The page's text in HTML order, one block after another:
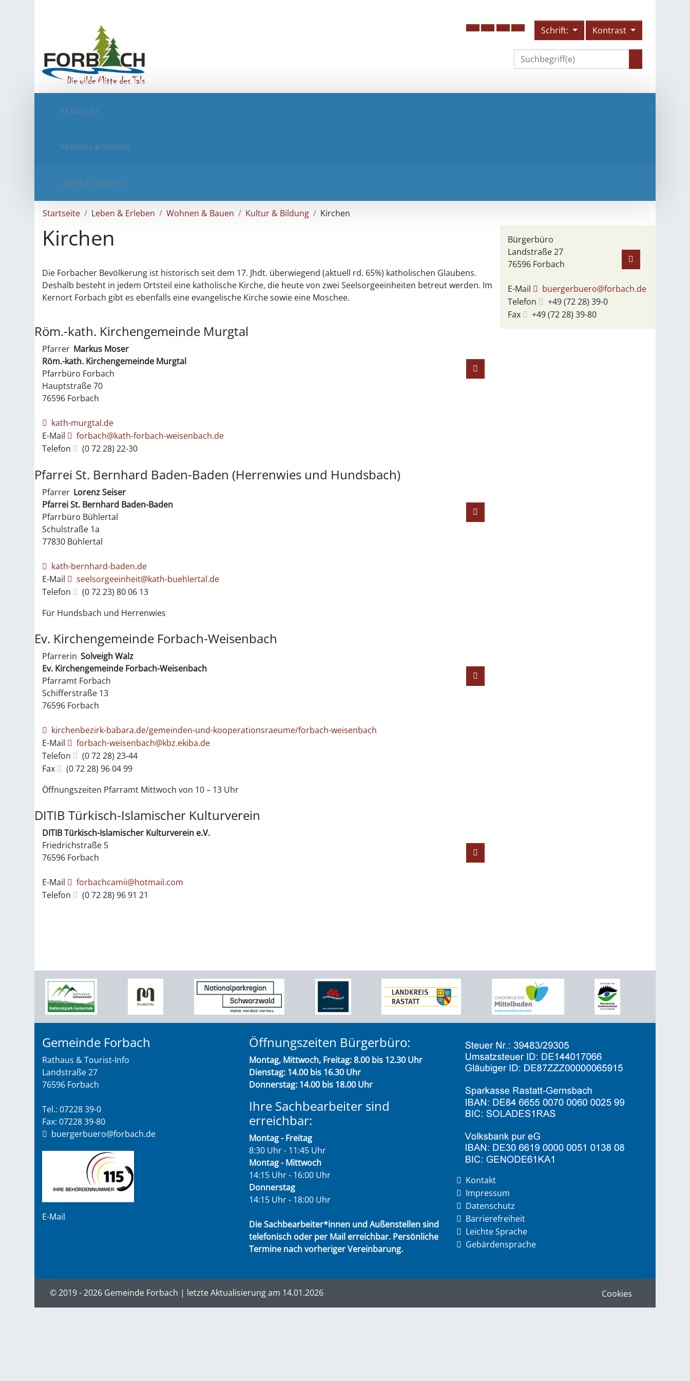
Schrift: Kontrast
AKTUELLES
RATHAUS & SERVICE
LEBEN & ERLEBEN
Startseite Leben & Erleben Wohnen & Bauen Kultur & Bildung Kirchen
Kirchen
Die Forbacher Bevölkerung ist historisch seit dem 17. Jhdt. überwiegend (aktuell rd. 65%) katholischen Glaubens.
Deshalb besteht in jedem Ortsteil eine katholische Kirche, die heute von zwei Seelsorgeeinheiten betreut werden. Im
Kernort Forbach gibt es ebenfalls eine evangelische Kirche sowie eine Moschee.
Röm.-kath. Kirchengemeinde Murgtal
Pfarrer Markus Moser
Röm.-kath. Kirchengemeinde Murgtal
Pfarrbüro Forbach
Hauptstraße 70
76596 Forbach
kath-murgtal.de
E-Mail
forbach@kath-forbach-weisenbach.de
Telefon
(07228) 22-30
Pfarrei St. Bernhard Baden-Baden (Herrenwies und Hundsbach)
Pfarrer Lorenz Seiser
Pfarrei St. Bernhard Baden-Baden
Pfarrbüro Bühlertal
Schulstraße 1a
77830 Bühlertal
kath-bernhard-baden.de
E-Mail
seelsorgeeinheit@kath-buehlertal.de
Telefon
(07223) 8006 13
Für Hundsbach und Herrenwies
Ev. Kirchengemeinde Forbach-Weisenbach
Pfarrerin Solveigh Walz
Ev. Kirchengemeinde Forbach-Weisenbach
Pfarramt Forbach
Schifferstraße 13
76596 Forbach
kirchenbezirk-babara.de/gemeinden-und-kooperationsraeume/forbach-weisenbach
E-Mail
forbach-weisenbach@kbz.ekiba.de
Telefon
(07228) 23-44
Fax
(07228) 960499
Öffnungszeiten Pfarramt Mittwoch von 10 – 13 Uhr
DITIB Türkisch-Islamischer Kulturverein
DITIB Türkisch-Islamischer Kulturverein e.V.
Friedrichstraße 5
76596 Forbach
E-Mail
forbachcamii@hotmail.com
Telefon
(07228) 9691 21
Bürgerbüro
Landstraße 27
76596 Forbach
E-Mail
buergerbuero@forbach.de
Telefon
+49 (7228) 39-0
Fax
+49 (7228) 39-80
Gemeinde Forbach
Rathaus & Tourist-Info
Landstraße 27
76596 Forbach
Tel.: 07228 39-0
Fax: 07228 39-80
buergerbuero@forbach.de
E-Mail
Öffnungszeiten Bürgerbüro:
Montag, Mittwoch, Freitag: 8.00 bis 12.30 Uhr
Dienstag: 14.00 bis 16.30 Uhr
Donnerstag: 14.00 bis 18.00 Uhr
Ihre Sachbearbeiter sind
erreichbar:
Montag - Freitag
8:30 Uhr - 11:45 Uhr
Montag - Mittwoch
14:15 Uhr - 16:00 Uhr
Donnerstag
14:15 Uhr - 18:00 Uhr
Die Sachbearbeiter*innen und Außenstellen sind
telefonisch oder per Mail erreichbar. Persönliche
Termine nach vorheriger Vereinbarung.
Kontakt
Impressum
Datenschutz
Barrierefreiheit
Leichte Sprache
Gebärdensprache
© 2019 - 2026 Gemeinde Forbach | letzte Aktualisierung am 14.01.2026 Cookies